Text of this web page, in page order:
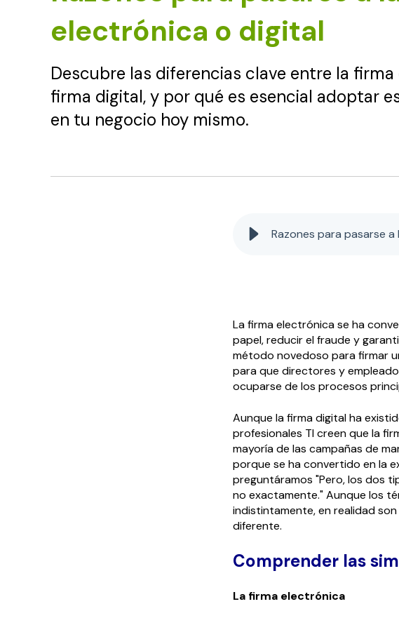
electrónica o digital
Descubre las diferencias clave entre la
firma digital, y por qué es esencial adoptar
en tu negocio hoy mismo.
Razones para pasarse
La firma electrónica se ha
papel, reducir el fraude y
método novedoso para firmar
para que directores y
ocuparse de los procesos
Aunque la firma digital ha
profesionales TI creen que la
mayoría de las campañas de
porque se ha convertido en la
preguntáramos "Pero, los dos
no exactamente." Aunque los
indistintamente, en realidad
diferente.
Comprender las
La firma electrónica